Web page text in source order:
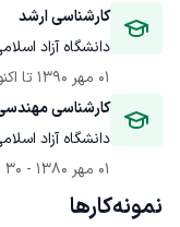
کارشناسی ارشد
دانشگاه آزاد
01 مهر 1390
تا
کارشناسی
دانشگاه آزاد
01 مهر 1380
- 30 مهر 1387
نمونه‌کارها